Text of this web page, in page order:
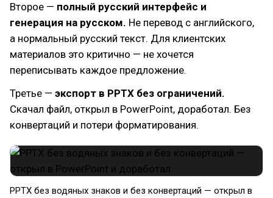
Второе — полный русский интерфейс и
генерация на русском. Не перевод с английского,
а нормальный русский текст. Для клиентских
материалов это критично — не хочется
переписывать каждое предложение.
Третье — экспорт в PPTX без ограничений.
Скачал файл, открыл в PowerPoint, доработал. Без
конвертаций и потери форматирования.
PPTX без водяных знаков и без конвертаций — открыл в